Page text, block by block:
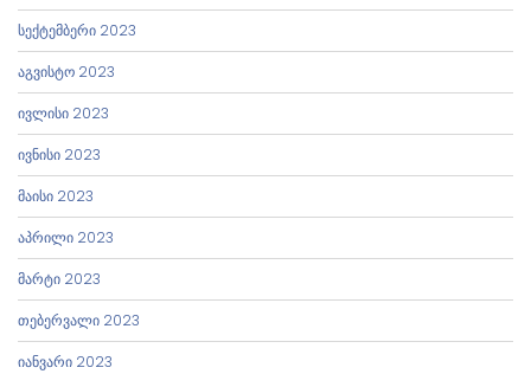
სექტემბერი 2023
აგვისტო 2023
ივლისი 2023
ივნისი 2023
მაისი 2023
აპრილი 2023
მარტი 2023
თებერვალი 2023
იანვარი 2023